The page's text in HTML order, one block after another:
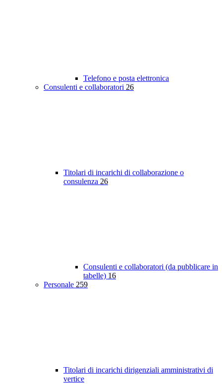
Telefono e posta elettronica
Consulenti e collaboratori 26
Titolari di incarichi di collaborazione o
consulenza 26
Consulenti e collaboratori (da pubblicare in
tabelle) 16
Personale 259
Titolari di incarichi dirigenziali amministrativi di
vertice